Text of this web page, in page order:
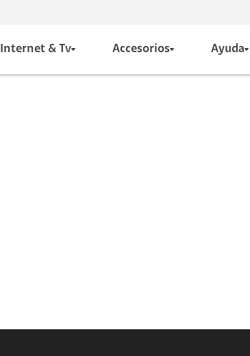
Internet & Tv Accesorios Ayuda